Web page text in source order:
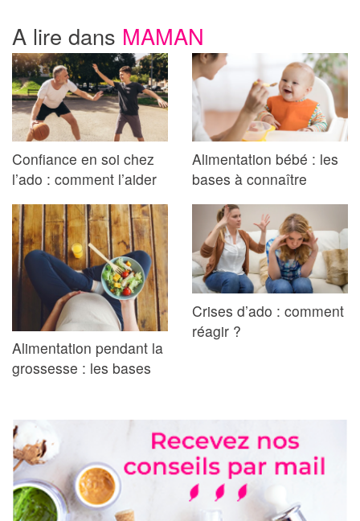
A lire dans MAMAN
Confiance en soi chez
l’ado : comment l’aider
Alimentation bébé : les
bases à connaître
Alimentation pendant la
grossesse : les bases
Crises d’ado : comment
réagir ?